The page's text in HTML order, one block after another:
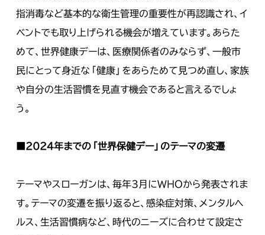
指消毒など基本的な衛生管理の重要性が再認識され、イ
ベントでも取り上げられる機会が増えています。あらた
めて、世界健康デーは、医療関係者のみならず、一般市
民にとって身近な「健康」をあらためて見つめ直し、家族
や自分の生活習慣を見直す機会であると言えるでしょ
う。
2024年までの「世界保健デー」のテーマの変遷
テーマやスローガンは、毎年3月にWHOから発表されま
す。テーマの変遷を振り返ると、感染症対策、メンタルヘ
ルス、生活習慣病など、時代のニーズに合わせて設定さ